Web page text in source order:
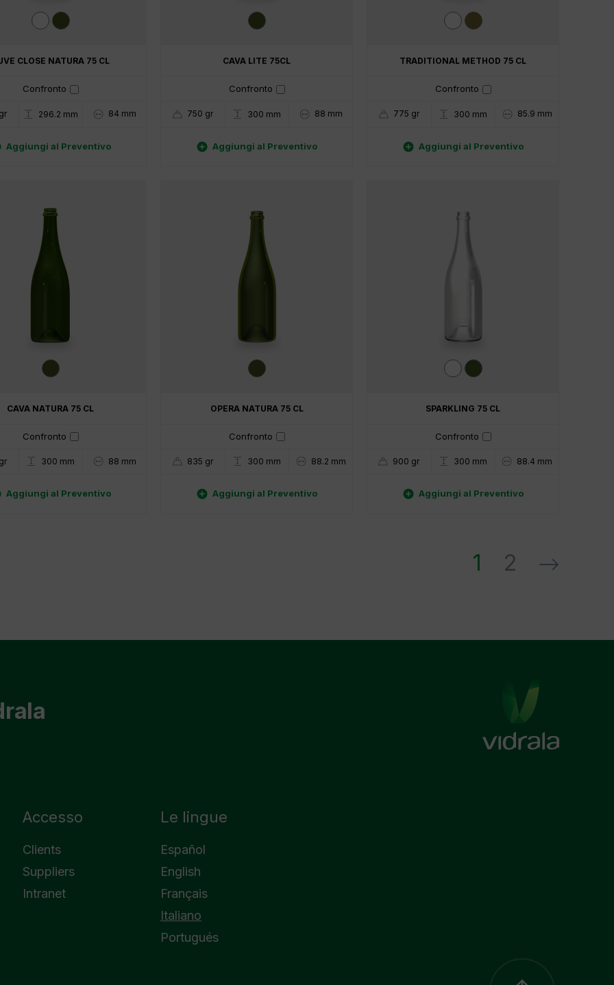
CLOSE NATURA 75 CL
Confronto
296.2 mm 84 mm
Aggiungi al Preventivo
CAVA LITE 75CL
Confronto
750 gr 300 mm 88 mm
 Aggiungi al Preventivo
TRADITIONAL METHOD 75 CL
Confronto
775 gr 300 mm 85.9 mm
 Aggiungi al Preventivo
CAVA NATURA 75 CL
Confronto
300 mm 88 mm
Aggiungi al Preventivo
OPERA NATURA 75 CL
Confronto
835 gr 300 mm 88.2 mm
 Aggiungi al Preventivo
SPARKLING 75 CL
Confronto
900 gr 300 mm 88.4 mm
 Aggiungi al Preventivo
1 2
Accesso
Clients
Suppliers
Intranet
Le lingue
Español
English
Français
Italiano
Portugués